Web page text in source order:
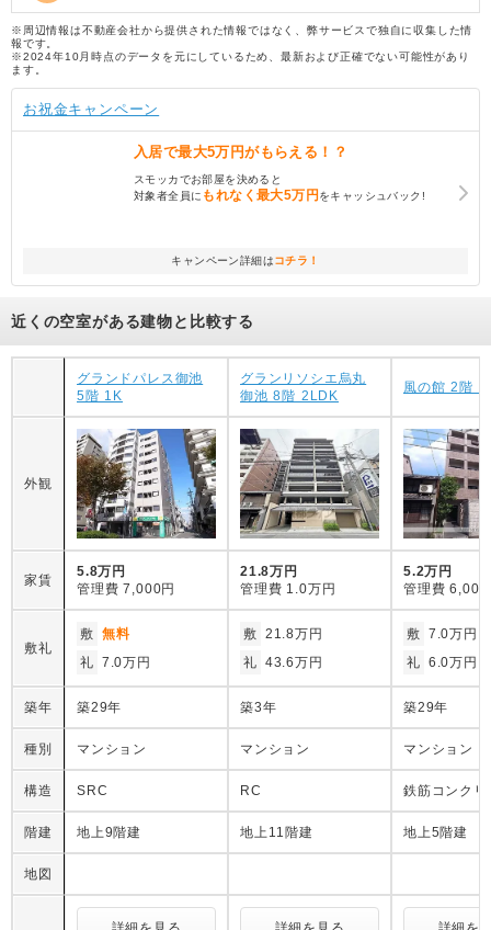
※周辺情報は不動産会社から提供された情報ではなく、弊サービスで独自に収集した情
報です。
※2024年10月時点のデータを元にしているため、最新および正確でない可能性があり
ます。
お祝金キャンペーン
入居で最大5万円がもらえる！？
スモッカでお部屋を決めると
対象者全員に もれなく最大5万円をキャッシュバック!
キャンペーン詳細はコチラ！
近くの空室がある建物と比較する
グランドパレス御池
5階 1K
グランリソシエ烏丸
御池 8階 2LDK
風の館 2階
外観
家賃
5.8万円
管理費 7,000円
21.8万円
管理費 1.0万円
5.2万円
管理費 6,000
敷礼
敷 無料
礼 7.0万円
敷 21.8万円
礼 43.6万円
敷 7.0万円
礼 6.0万円
築年 築29年 築3年 築29年
種別 マンション マンション マンション
構造 SRC RC 鉄筋コンクリ
階建 地上9階建 地上11階建 地上5階建
地図